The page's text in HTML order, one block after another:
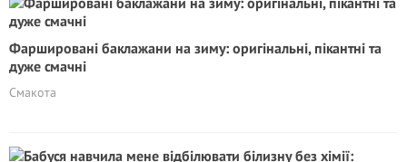
Фаршировані баклажани на зиму: оригінальні, пікантні та
дуже смачні
Смакота